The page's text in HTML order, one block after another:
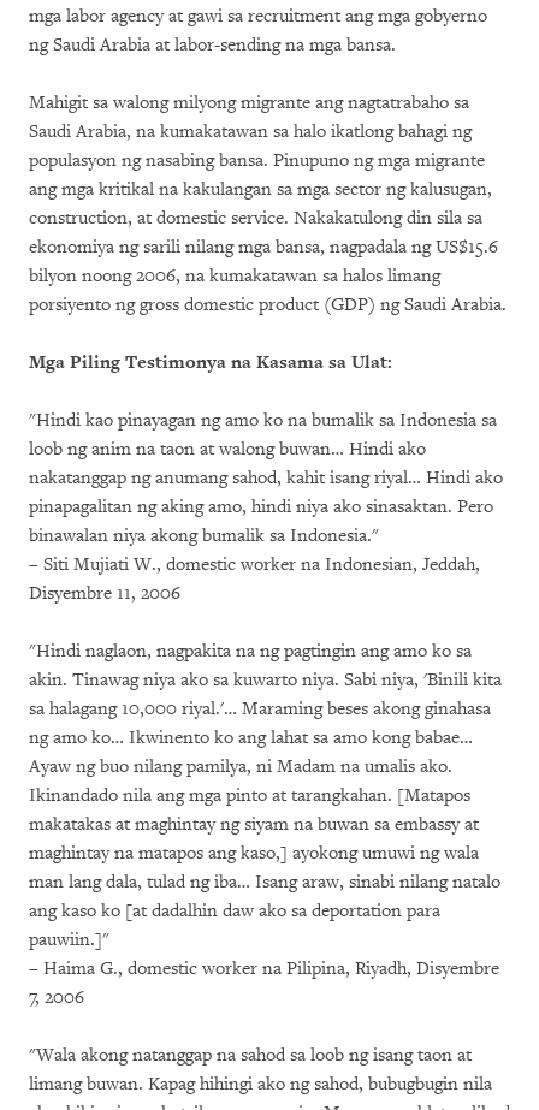
mga labor agency at gawi sa recruitment ang mga gobyerno
ng Saudi Arabia at labor-sending na mga bansa.
Mahigit sa walong milyong migrante ang nagtatrabaho sa
Saudi Arabia, na kumakatawan sa halo ikatlong bahagi ng
populasyon ng nasabing bansa. Pinupuno ng mga migrante
ang mga kritikal na kakulangan sa mga sector ng kalusugan,
construction, at domestic service. Nakakatulong din sila sa
ekonomiya ng sarili nilang mga bansa, nagpadala ng US$15.6
bilyon noong 2006, na kumakatawan sa halos limang
porsiyento ng gross domestic product (GDP) ng Saudi Arabia.
Mga Piling Testimonya na Kasama sa Ulat:
"Hindi kao pinayagan ng amo ko na bumalik sa Indonesia sa
loob ng anim na taon at walong buwan… Hindi ako
nakatanggap ng anumang sahod, kahit isang riyal… Hindi ako
pinapagalitan ng aking amo, hindi niya ako sinasaktan. Pero
binawalan niya akong bumalik sa Indonesia."
– Siti Mujiati W., domestic worker na Indonesian, Jeddah,
Disyembre 11, 2006
"Hindi naglaon, nagpakita na ng pagtingin ang amo ko sa
akin. Tinawag niya ako sa kuwarto niya. Sabi niya, 'Binili kita
sa halagang 10,000 riyal.'… Maraming beses akong ginahasa
ng amo ko… Ikwinento ko ang lahat sa amo kong babae…
Ayaw ng buo nilang pamilya, ni Madam na umalis ako.
Ikinandado nila ang mga pinto at tarangkahan. [Matapos
makatakas at maghintay ng siyam na buwan sa embassy at
maghintay na matapos ang kaso,] ayokong umuwi ng wala
man lang dala, tulad ng iba… Isang araw, sinabi nilang natalo
ang kaso ko [at dadalhin daw ako sa deportation para
pauwiin.]"
– Haima G., domestic worker na Pilipina, Riyadh, Disyembre
7, 2006
"Wala akong natanggap na sahod sa loob ng isang taon at
limang buwan. Kapag hihingi ako ng sahod, bubugbugin nila